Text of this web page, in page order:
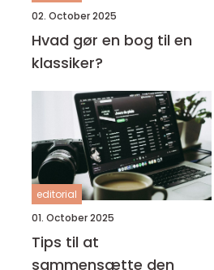
02. October 2025
Hvad gør en bog til en
klassiker?
editorial
01. October 2025
Tips til at
sammensætte den